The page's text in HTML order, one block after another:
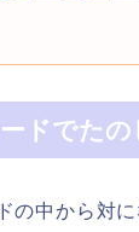
ドでたの
の中から対